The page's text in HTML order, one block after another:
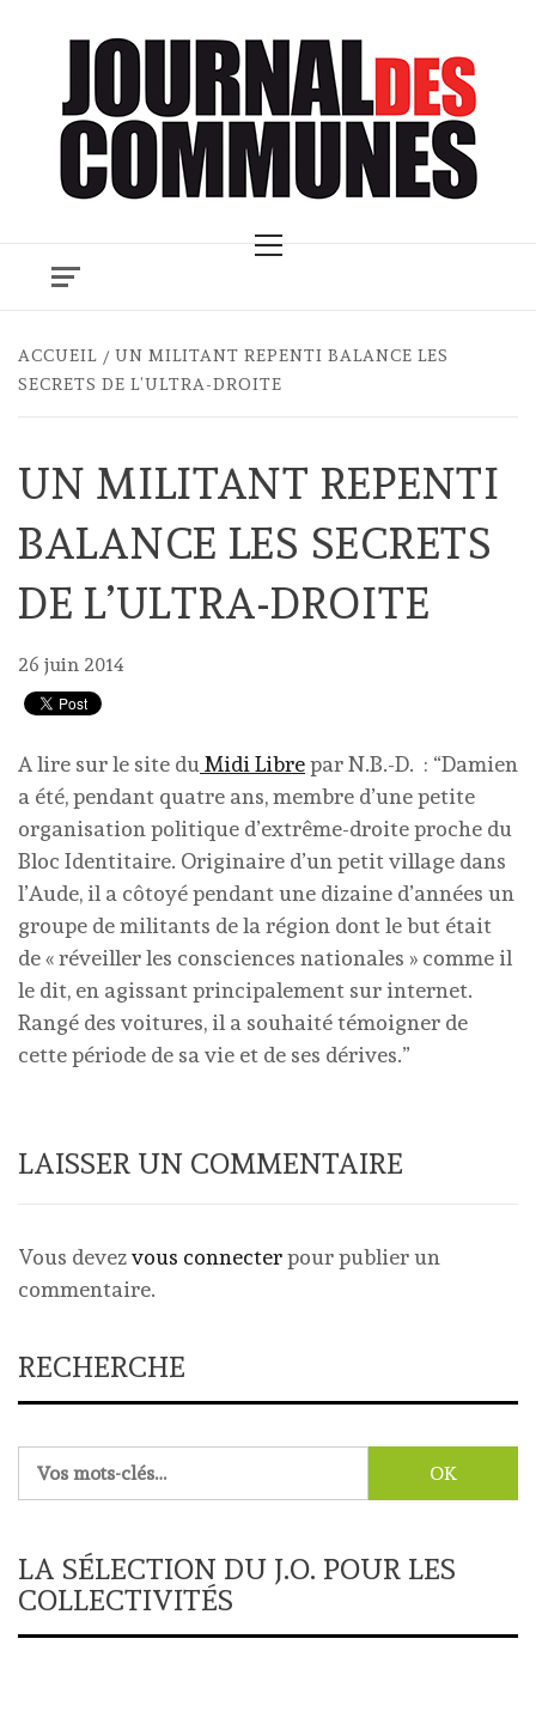
Menu
ACCUEIL
UN MILITANT REPENTI BALANCE LES
SECRETS DE L’ULTRA-DROITE
UN MILITANT REPENTI
BALANCE LES SECRETS
DE L’ULTRA-DROITE
26 juin 2014
A lire sur le site du Midi Librepar N.B.-D. : “Damien
a été, pendant quatre ans, membre d’une petite
organisation politique d’extrême-droite proche du
Bloc Identitaire. Originaire d’un petit village dans
l’Aude, il a côtoyé pendant une dizaine d’années un
groupe de militants de la région dont le but était
de « réveiller les consciences nationales » comme il
le dit, en agissant principalement sur internet.
Rangé des voitures, il a souhaité témoigner de
cette période de sa vie et de ses dérives.”
LAISSER UN COMMENTAIRE
Vous devezvous connecterpour publier un
commentaire.
RECHERCHE
LA SÉLECTION DU J.O. POUR LES
COLLECTIVITÉS